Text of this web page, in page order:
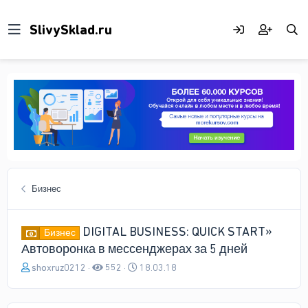
Бизнес
Бизнес
DIGITAL BUSINESS: QUICK START»
Автоворонка в мессенджерах за 5 дней
А
shoxruz0212 552
Д18.03.18